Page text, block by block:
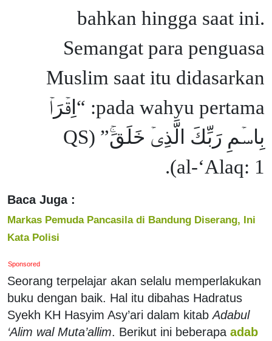
bahkan hingga saat ini.
Semangat para penguasa
Muslim saat itu didasarkan
pada wahyu pertama: “اِقۡرَاۡ
بِاسۡمِ رَبِّكَ الَّذِىۡ خَلَقَ‌ۚ” (QS
al-‘Alaq: 1).
Baca Juga :
Markas Pemuda Pancasila di Bandung Diserang, Ini
Kata Polisi
Sponsored
Seorang terpelajar akan selalu memperlakukan
buku dengan baik. Hal itu dibahas Hadratus
Syekh KH Hasyim Asy’ari dalam kitabAdabul
‘Alim wal Muta’allim. Berikut ini beberapa adab